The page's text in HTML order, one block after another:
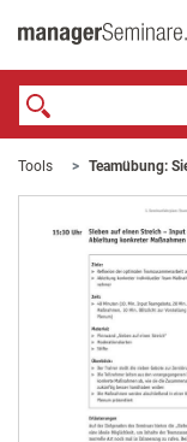
Tools Teamübung: